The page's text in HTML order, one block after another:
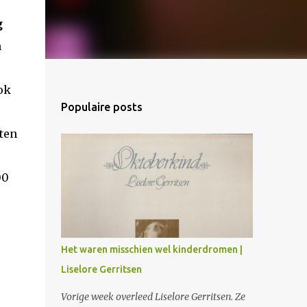
Populaire posts
Het waren misschien wel kinderdromen |
Liselore Gerritsen
Vorige week overleed Liselore Gerritsen. Ze